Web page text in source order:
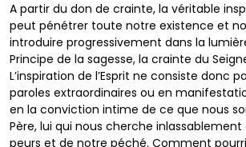
A partir du don de crainte, la véritable
peut pénétrer toute notre existence et
introduire progressivement dans la
Principe de la sagesse, la crainte du
L’inspiration de l’Esprit ne consiste donc
paroles extraordinaires ou en
en la conviction intime de ce que nous
Père, lui qui nous cherche
peurs et de notre péché. Comment